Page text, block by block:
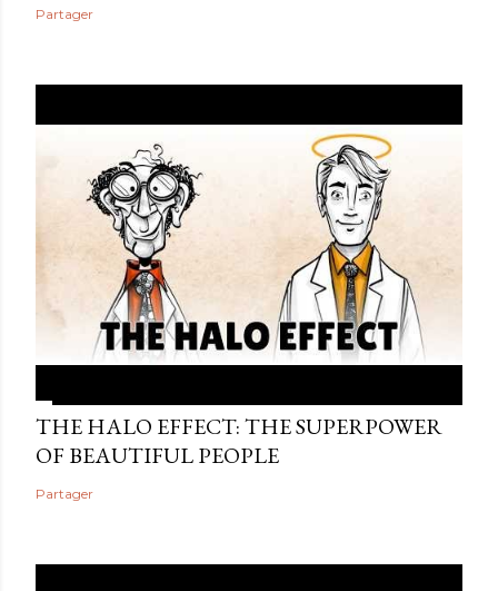
Partager
THE HALO EFFECT: THE SUPERPOWER
OF BEAUTIFUL PEOPLE
Partager